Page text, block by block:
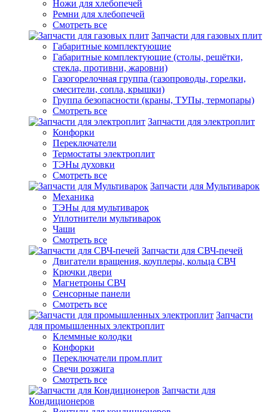
Ножи для хлебопечей
Ремни для хлебопечей
Смотреть все
Запчасти для газовых плит
Габаритные комплектующие
Габаритные комплектующие (столы, решётки,
стекла, противни, жаровни)
Газогорелочная группа (газопроводы, горелки,
смесители, сопла, крышки)
Группа безопасности (краны, ТУПы, термопары)
Смотреть все
Запчасти для электроплит
Конфорки
Переключатели
Термостаты электроплит
ТЭНы духовки
Смотреть все
Запчасти для Мультиварок
Механика
ТЭНы для мультиварок
Уплотнители мультиварок
Чаши
Смотреть все
Запчасти для СВЧ-печей
Двигатели вращения, коуплеры, кольца СВЧ
Крючки двери
Магнетроны СВЧ
Сенсорные панели
Смотреть все
Запчасти
для промышленных электроплит
Клеммные колодки
Конфорки
Переключатели пром.плит
Свечи розжига
Смотреть все
Запчасти для
Кондиционеров